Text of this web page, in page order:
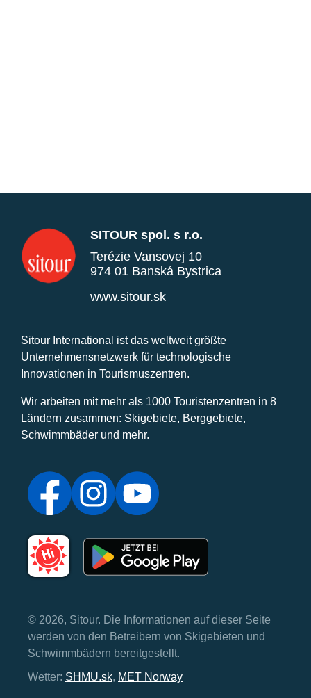
SITOUR spol. s r.o.
Terézie Vansovej 10
974 01 Banská Bystrica
www.sitour.sk
Sitour International ist das weltweit größte
Unternehmensnetzwerk für technologische
Innovationen in Tourismuszentren.
Wir arbeiten mit mehr als 1000 Touristenzentren in 8
Ländern zusammen: Skigebiete, Berggebiete,
Schwimmbäder und mehr.
© 2026, Sitour. Die Informationen auf dieser Seite
werden von den Betreibern von Skigebieten und
Schwimmbädern bereitgestellt.
Wetter: SHMU.sk, MET Norway